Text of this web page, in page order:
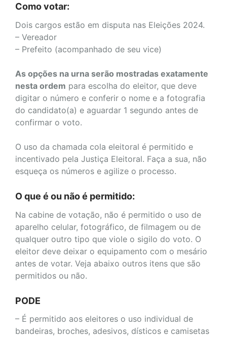
Como votar:
Dois cargos estão em disputa nas Eleições 2024.
– Vereador
– Prefeito (acompanhado de seu vice)
As opções na urna serão mostradas exatamente
nesta ordem para escolha do eleitor, que deve
digitar o número e conferir o nome e a fotografia
do candidato(a) e aguardar 1 segundo antes de
confirmar o voto.
O uso da chamada cola eleitoral é permitido e
incentivado pela Justiça Eleitoral. Faça a sua, não
esqueça os números e agilize o processo.
O que é ou não é permitido:
Na cabine de votação, não é permitido o uso de
aparelho celular, fotográfico, de filmagem ou de
qualquer outro tipo que viole o sigilo do voto. O
eleitor deve deixar o equipamento com o mesário
antes de votar. Veja abaixo outros itens que são
permitidos ou não.
PODE
– É permitido aos eleitores o uso individual de
bandeiras, broches, adesivos, dísticos e camisetas